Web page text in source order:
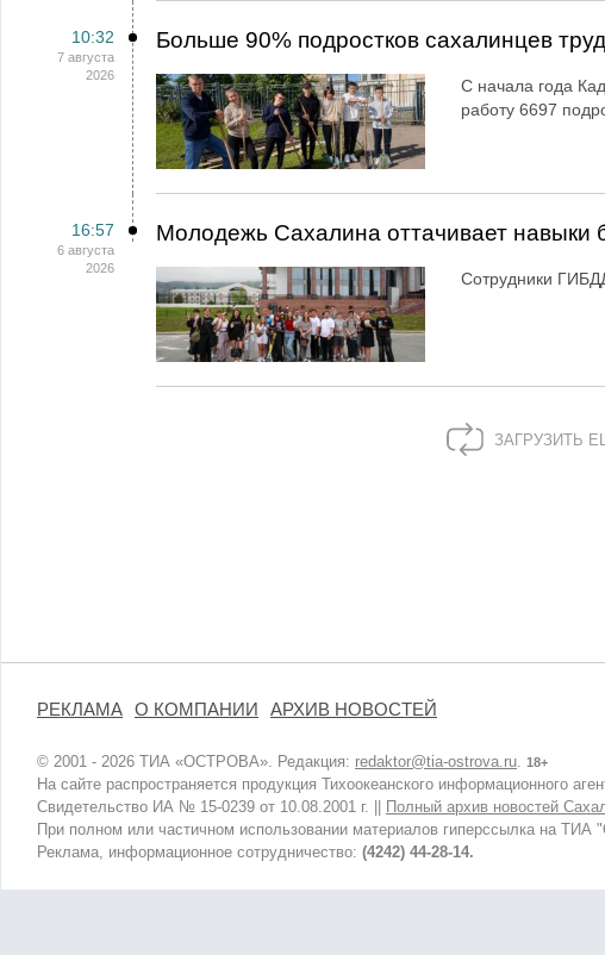
10:32
7 августа
2026
Больше 90% подростков сахалинцев
С начала года
работу 6697
16:57
6 августа
2026
Молодежь Сахалина оттачивает навыки
Сотрудники
ЗАГРУЗИТЬ
РЕКЛАМА О КОМПАНИИ АРХИВ НОВОСТЕЙ
© 2001 - 2026 ТИА «ОСТРОВА». Редакция: redaktor@tia-ostrova.ru 18+
На сайте распространяется продукция Тихоокеанского информационного
Свидетельство ИА № 15-0239 от 10.08.2001 г. ||
Полный архив новостей
При полном или частичном использовании материалов гиперссылка на ТИА
Реклама, информационное сотрудничество: (4242) 44-28-14.